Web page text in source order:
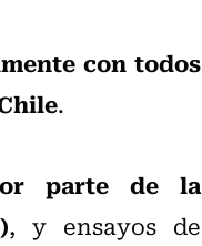
con todos
.
parte de la
, y ensayos de